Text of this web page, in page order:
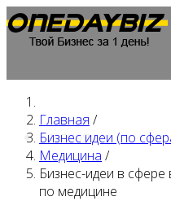
Главная
Главная /
Бизнес идеи (по
Медицина /
Бизнес-идеи в сфере
по медицине